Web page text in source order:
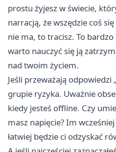
prostu żyjesz w świecie,
narracją, że wszędzie coś
nie ma, to tracisz. To
warto nauczyć się ją
nad twoim życiem.
Jeśli przeważają odpowiedzi
grupie ryzyka. Uważnie
kiedy jesteś offline. Czy
masz napięcie? Im
łatwiej będzie ci odzyskać